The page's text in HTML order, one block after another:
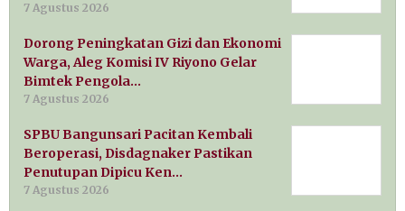
7 Agustus 2026
Dorong Peningkatan Gizi dan Ekonomi
Warga, Aleg Komisi IV Riyono Gelar
Bimtek Pengola…
7 Agustus 2026
SPBU Bangunsari Pacitan Kembali
Beroperasi, Disdagnaker Pastikan
Penutupan Dipicu Ken…
7 Agustus 2026